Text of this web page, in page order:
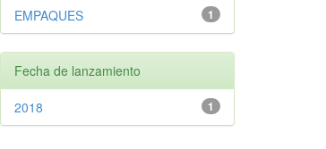
1
EMPAQUES
Fecha de lanzamiento
1
2018